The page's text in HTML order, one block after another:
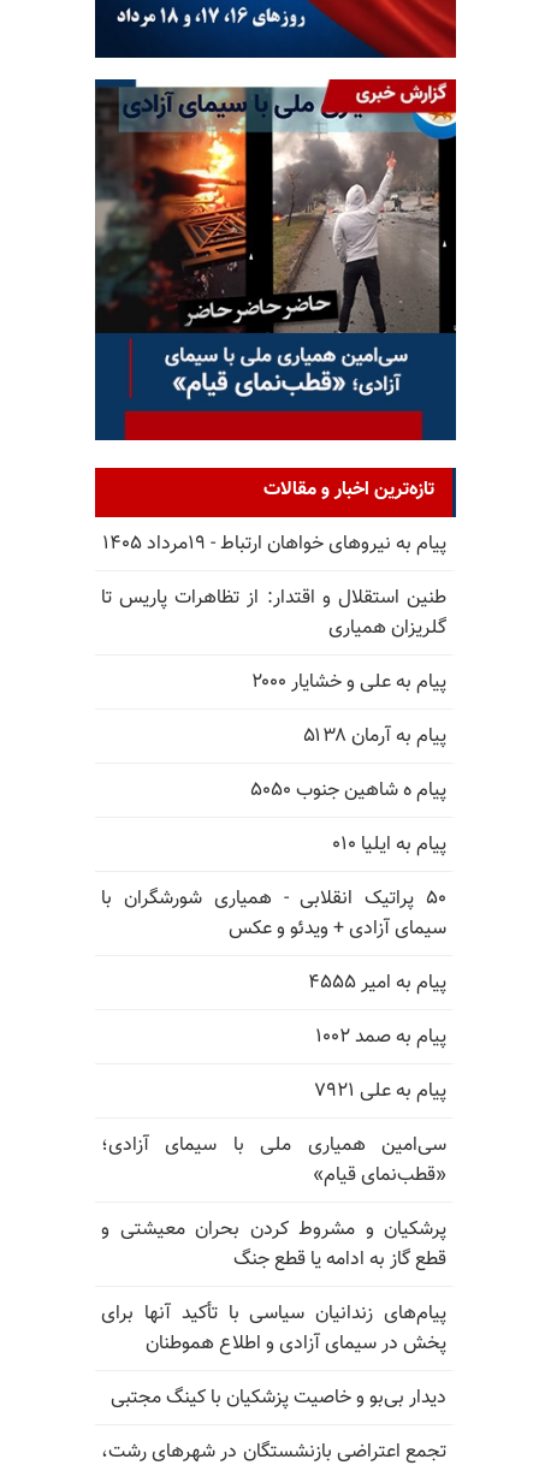
تازه‌ترین اخبار و مقالات
پیام به نیروهای خواهان ارتباط - ۱۹مرداد ۱۴۰۵
طنین استقلال و اقتدار: از تظاهرات پاریس تا
گلریزان همیاری
پیام به علی و خشایار ۲۰۰۰
پیام به آرمان ۵۱۳۸
پیام ه شاهین جنوب ۵۰۵۰
پیام به ایلیا ۰۱۰
۵۰ پراتیک انقلابی - همیاری شورشگران با
سیمای آزادی + ویدئو و عکس
پیام به امیر ۴۵۵۵
پیام به صمد ۱۰۰۲
پیام به علی ۷۹۲۱
سی‌امین همیاری ملی با سیمای آزادی؛
«قطب‌نمای قیام»
پرشکیان و مشروط کردن بحران معیشتی و
قطع گاز به ادامه یا قطع جنگ
پیام‌های زندانیان سیاسی با تأکید آنها برای
پخش در سیمای آزادی و اطلاع هموطنان
دیدار بی‌بو و خاصیت پزشکیان با کینگ مجتبی
تجمع اعتراضی بازنشستگان در شهرهای رشت،